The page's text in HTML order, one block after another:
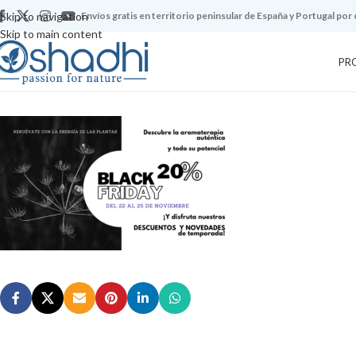
Skip to navigation
Skip to main content
Envíos gratis en territorio peninsular de España y Portugal por